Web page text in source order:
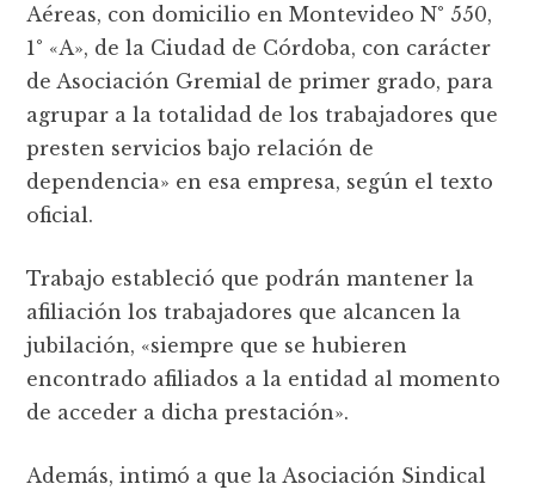
Aéreas, con domicilio en Montevideo N° 550,
1° «A», de la Ciudad de Córdoba, con carácter
de Asociación Gremial de primer grado, para
agrupar a la totalidad de los trabajadores que
presten servicios bajo relación de
dependencia» en esa empresa, según el texto
oficial.
Trabajo estableció que podrán mantener la
afiliación los trabajadores que alcancen la
jubilación, «siempre que se hubieren
encontrado afiliados a la entidad al momento
de acceder a dicha prestación».
Además, intimó a que la Asociación Sindical